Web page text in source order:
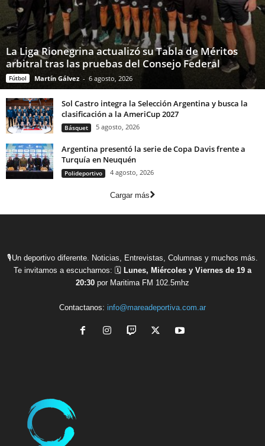
La Liga Rionegrina actualizó su Tabla de Méritos
arbitral tras las pruebas del Consejo Federal
Fútbol Martín Gálvez - 6 agosto, 2026
Sol Castro integra la Selección Argentina y busca la
clasificación a la AmeriCup 2027
Básquet 5 agosto, 2026
Argentina presentó la serie de Copa Davis frente a
Turquía en Neuquén
Polideportivo 4 agosto, 2026
Cargar más
🎙Un deportivo diferente. Noticias, Entrevistas, Columnas y muchos más.
Te invitamos a escucharnos: 🗓 Lunes, Miércoles y Viernes de 19 a
20:30 por Maritima FM 102.5mhz
Contactanos: info@mareadeportiva.com.ar